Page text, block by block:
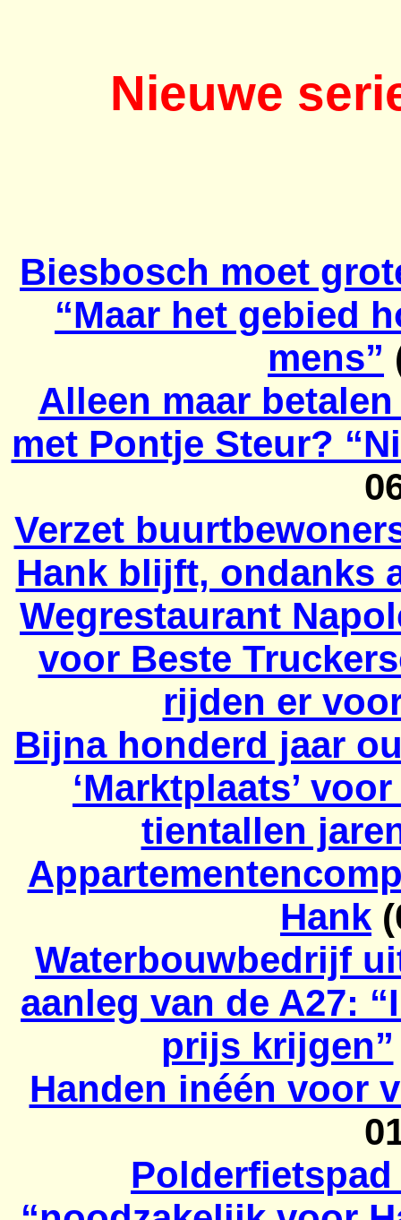
Nieuwe
Biesbosch moet
“Maar het gebied
mens”
Alleen maar
met Pontje Steur?
Verzet
Hank blijft, ondanks
Wegrestaurant
voor Beste
rijden er
Bijna honderd jaar
‘Marktplaats’
tientallen
Hank
Waterbouwbedrijf
aanleg van de A27:
prijs krijgen”
Handen inéén voor